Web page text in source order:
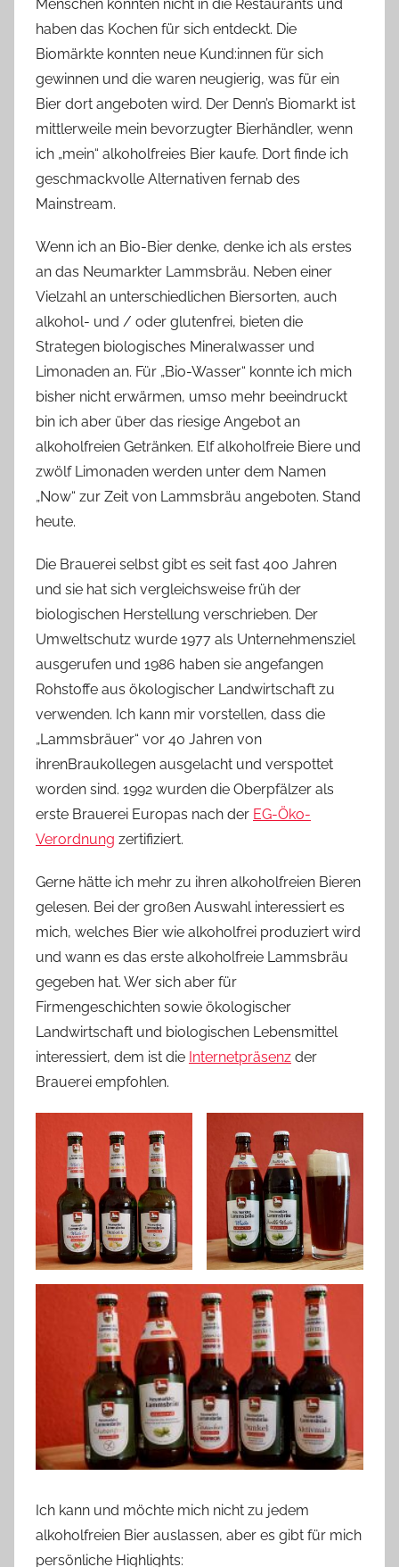
Menschen konnten nicht in die Restaurants und
haben das Kochen für sich entdeckt. Die
Biomärkte konnten neue Kund:innen für sich
gewinnen und die waren neugierig, was für ein
Bier dort angeboten wird. Der Denn’s Biomarkt ist
mittlerweile mein bevorzugter Bierhändler, wenn
ich „mein“ alkoholfreies Bier kaufe. Dort finde ich
geschmackvolle Alternativen fernab des
Mainstream.
Wenn ich an Bio-Bier denke, denke ich als erstes
an das Neumarkter Lammsbräu. Neben einer
Vielzahl an unterschiedlichen Biersorten, auch
alkohol- und / oder glutenfrei, bieten die
Strategen biologisches Mineralwasser und
Limonaden an. Für „Bio-Wasser“ konnte ich mich
bisher nicht erwärmen, umso mehr beeindruckt
bin ich aber über das riesige Angebot an
alkoholfreien Getränken. Elf alkoholfreie Biere und
zwölf Limonaden werden unter dem Namen
„Now“ zur Zeit von Lammsbräu angeboten. Stand
heute.
Die Brauerei selbst gibt es seit fast 400 Jahren
und sie hat sich vergleichsweise früh der
biologischen Herstellung verschrieben. Der
Umweltschutz wurde 1977 als Unternehmensziel
ausgerufen und 1986 haben sie angefangen
Rohstoffe aus ökologischer Landwirtschaft zu
verwenden. Ich kann mir vorstellen, dass die
„Lammsbräuer“ vor 40 Jahren von
ihrenBraukollegen ausgelacht und verspottet
worden sind. 1992 wurden die Oberpfälzer als
erste Brauerei Europas nach der EG-Öko-
Verordnung zertifiziert.
Gerne hätte ich mehr zu ihren alkoholfreien Bieren
gelesen. Bei der großen Auswahl interessiert es
mich, welches Bier wie alkoholfrei produziert wird
und wann es das erste alkoholfreie Lammsbräu
gegeben hat. Wer sich aber für
Firmengeschichten sowie ökologischer
Landwirtschaft und biologischen Lebensmittel
interessiert, dem ist die Internetpräsenz der
Brauerei empfohlen.
Ich kann und möchte mich nicht zu jedem
alkoholfreien Bier auslassen, aber es gibt für mich
persönliche Highlights: